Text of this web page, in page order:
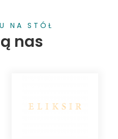
NA STÓŁ
nas